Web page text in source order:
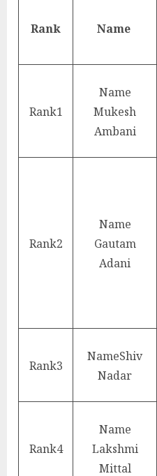
Rank Name
Rank1
Name
Mukesh
Ambani
Rank2
Name
Gautam
Adani
Rank3
NameShiv
Nadar
Rank4
Name
Lakshmi
Mittal